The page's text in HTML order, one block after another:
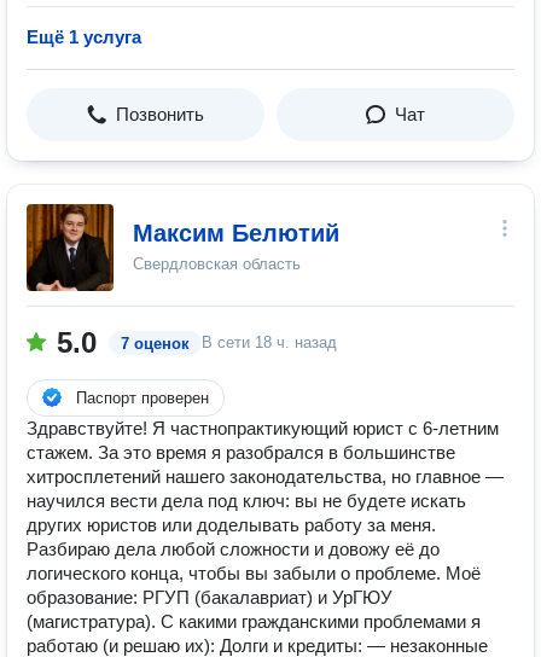
Ещё 1 услуга
Позвонить Чат
Максим Белютий
Свердловская область
5.0 7 оценок В сети 18 ч. назад
Паспорт проверен
Здравствуйте! Я частнопрактикующий юрист с 6-летним
стажем. За это время я разобрался в большинстве
хитросплетений нашего законодательства, но главное —
научился вести дела под ключ: вы не будете искать
других юристов или доделывать работу за меня.
Разбираю дела любой сложности и довожу её до
логического конца, чтобы вы забыли о проблеме. Моё
образование: РГУП (бакалавриат) и УрГЮУ
(магистратура). С какими гражданскими проблемами я
работаю (и решаю их): Долги и кредиты: — незаконные